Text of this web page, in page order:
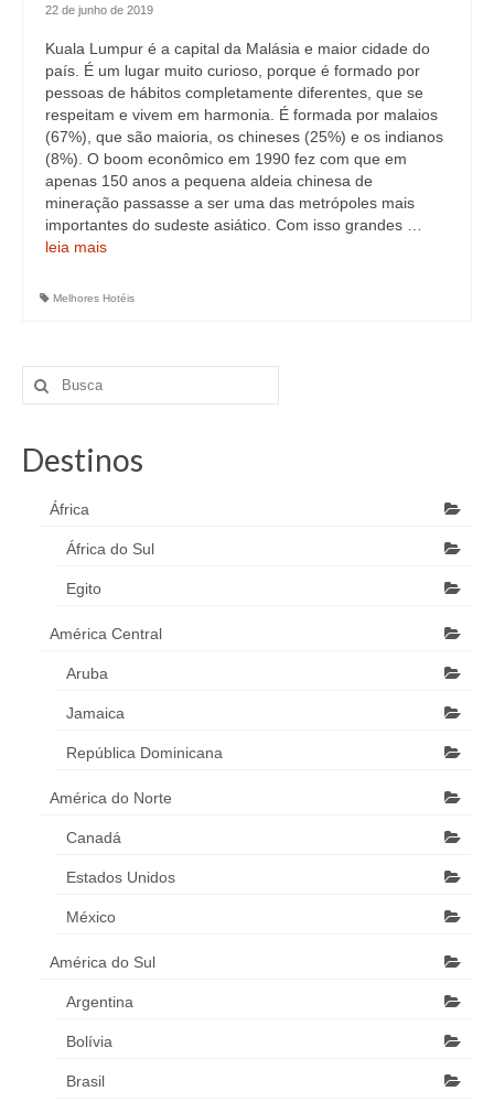
22 de junho de 2019
Kuala Lumpur é a capital da Malásia e maior cidade do
país. É um lugar muito curioso, porque é formado por
pessoas de hábitos completamente diferentes, que se
respeitam e vivem em harmonia. É formada por malaios
(67%), que são maioria, os chineses (25%) e os indianos
(8%). O boom econômico em 1990 fez com que em
apenas 150 anos a pequena aldeia chinesa de
mineração passasse a ser uma das metrópoles mais
importantes do sudeste asiático. Com isso grandes …
leia mais
Melhores Hotéis
Destinos
África
África do Sul
Egito
América Central
Aruba
Jamaica
República Dominicana
América do Norte
Canadá
Estados Unidos
México
América do Sul
Argentina
Bolívia
Brasil